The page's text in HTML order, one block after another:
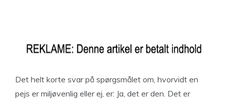
Det helt korte svar på spørgsmålet om, hvorvidt en
pejs er miljøvenlig eller ej, er: Ja, det er den. Det er